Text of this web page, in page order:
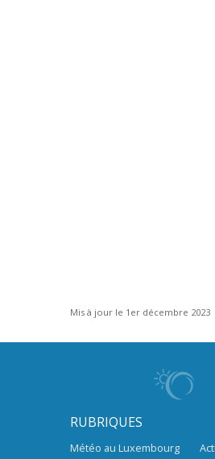
Mis à jour le 1er décembre 2023
RUBRIQUES
Météo au Luxembourg